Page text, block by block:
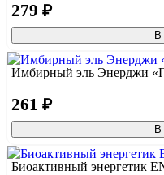
279 ₽
В
Имбирный эль Энерджи
261 ₽
В
Биоактивный энергетик